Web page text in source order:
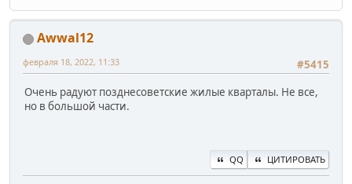
Awwal12
#5415
февраля 18, 2022, 11:33
Очень радуют позднесоветские жилые кварталы. Не все,
но в большой части.
QQ ЦИТИРОВАТЬ